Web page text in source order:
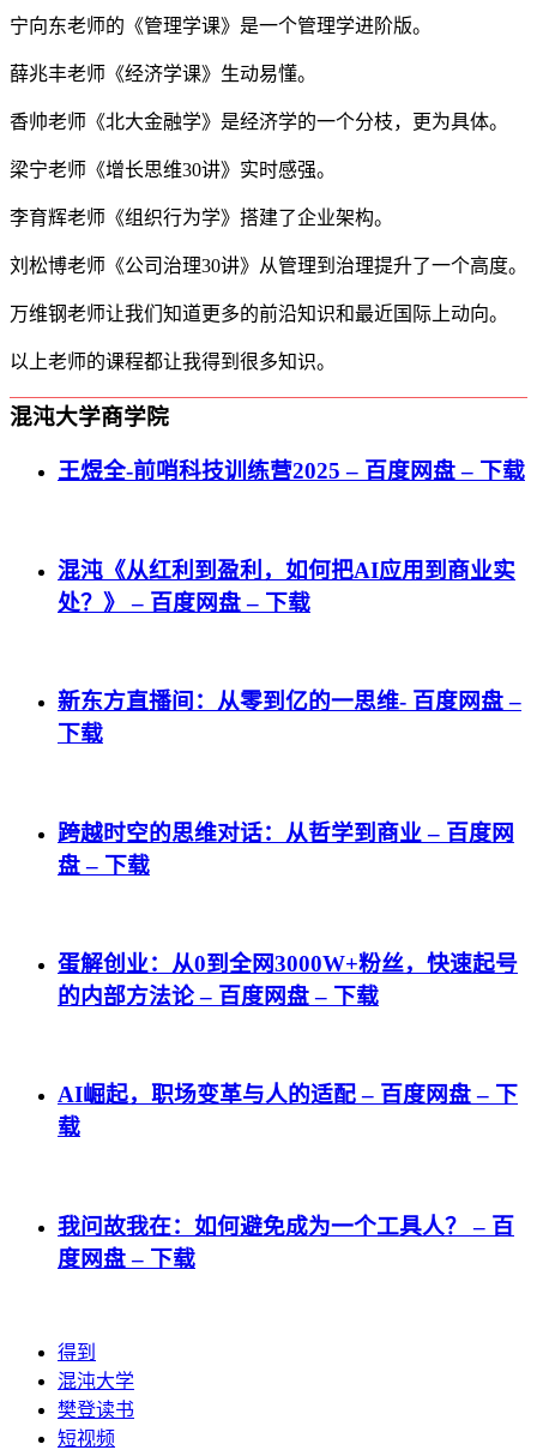
宁向东老师的《管理学课》是一个管理学进阶版。
薛兆丰老师《经济学课》生动易懂。
香帅老师《北大金融学》是经济学的一个分枝，更为具体。
梁宁老师《增长思维30讲》实时感强。
李育辉老师《组织行为学》搭建了企业架构。
刘松博老师《公司治理30讲》从管理到治理提升了一个高度。
万维钢老师让我们知道更多的前沿知识和最近国际上动向。
以上老师的课程都让我得到很多知识。
混沌大学商学院
王煜全-前哨科技训练营2025 – 百度网盘 – 下载
混沌《从红利到盈利，如何把AI应用到商业实
处？》 – 百度网盘 – 下载
新东方直播间：从零到亿的一思维- 百度网盘 –
下载
跨越时空的思维对话：从哲学到商业 – 百度网
盘 – 下载
蛋解创业：从0到全网3000W+粉丝，快速起号
的内部方法论 – 百度网盘 – 下载
AI崛起，职场变革与人的适配 – 百度网盘 – 下
载
我问故我在：如何避免成为一个工具人？ – 百
度网盘 – 下载
得到
混沌大学
樊登读书
短视频